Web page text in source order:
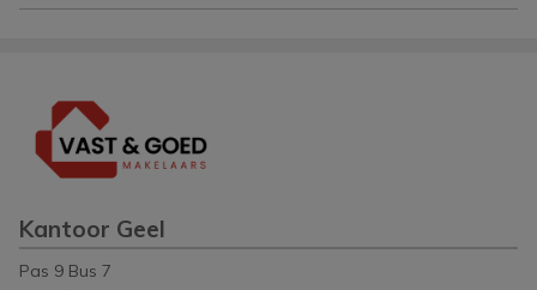
Kantoor Geel
Pas 9 Bus 7